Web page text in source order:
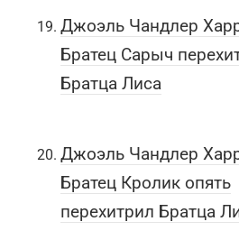
Джоэль Чандлер
Братец Сарыч
Братца Лиса
Джоэль Чандлер
Братец Кролик опять
перехитрил Братца